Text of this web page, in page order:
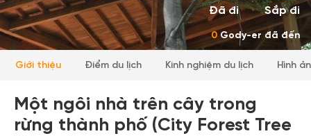
Đã đi Sắp đi
0Gody-er đã đến
Giới thiệu Điểm du lịch Kinh nghiệm du lịch Hình
Một ngôi nhà trên cây trong
rừng thành phố (City Forest Tree